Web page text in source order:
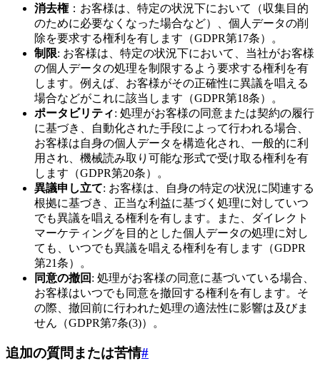
消去権：お客様は、特定の状況下において（収集目的
のために必要なくなった場合など）、個人データの削
除を要求する権利を有します（GDPR第17条）。
制限: お客様は、特定の状況下において、当社がお客様
の個人データの処理を制限するよう要求する権利を有
します。例えば、お客様がその正確性に異議を唱える
場合などがこれに該当します（GDPR第18条）。
ポータビリティ: 処理がお客様の同意または契約の履行
に基づき、自動化された手段によって行われる場合、
お客様は自身の個人データを構造化され、一般的に利
用され、機械読み取り可能な形式で受け取る権利を有
します（GDPR第20条）。
異議申し立て: お客様は、自身の特定の状況に関連する
根拠に基づき、正当な利益に基づく処理に対していつ
でも異議を唱える権利を有します。また、ダイレクト
マーケティングを目的とした個人データの処理に対し
ても、いつでも異議を唱える権利を有します（GDPR
第21条）。
同意の撤回 : 処理がお客様の同意に基づいている場合、
お客様はいつでも同意を撤回する権利を有します。そ
の際、撤回前に行われた処理の適法性に影響は及びま
せん（GDPR第7条(3)）。
追加の質問または苦情#